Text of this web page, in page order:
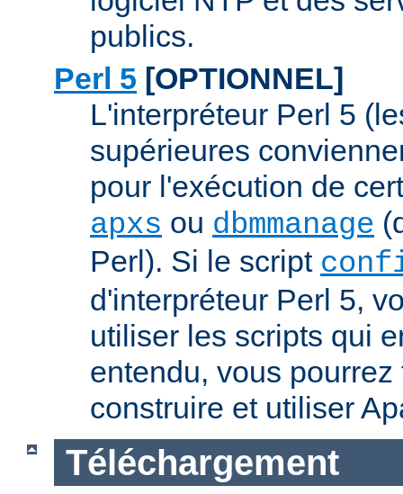
publics.
Perl 5 [OPTIONNEL]
L'interpréteur Perl 5
supérieures
pour l'exécution de
apxs ou dbmmanage
Perl). Si le script
d'interpréteur Perl 5,
utiliser les scripts qui
entendu, vous
construire et utiliser
Téléchargement